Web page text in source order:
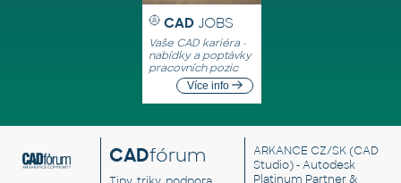
CAD JOBS
Vaše CAD kariéra -
nabídky a poptávky
pracovních pozic
Více info
CADfórum ARKANCE CZ/SK(CAD
Studio) - Autodesk
Platinum Partner &